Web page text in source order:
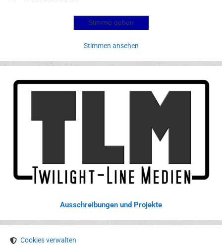
Stimmen ansehen
Ausschreibungen und Projekte
Cookies verwalten